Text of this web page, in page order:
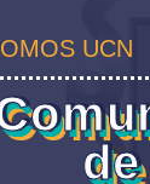
UCN